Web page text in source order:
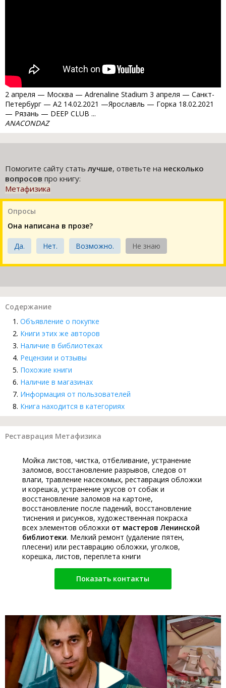
2 апреля — Москва — Adrenaline Stadium 3 апреля — Санкт-
Петербург — A2 14.02.2021 —Ярославль — Горка 18.02.2021
— Рязань — DEEP CLUB ...
ANACONDAZ
Помогите сайту статьлучше, ответьте на несколько
вопросов про книгу:
Метафизика
Опросы
Она написана в прозе?
Да. Нет. Возможно. Не знаю
Содержание
Объявление о покупке
Книги этих же авторов
Наличие в библиотеках
Рецензии и отзывы
Похожие книги
Наличие в магазинах
Информация от пользователей
Книга находится в категориях
Реставрация Метафизика
Мойка листов, чистка, отбеливание, устранение
заломов, восстановление разрывов, следов от
влаги, травление насекомых, реставрация обложки
и корешка, устранение укусов от собак и
восстановление заломов на картоне,
восстановление после падений, восстановление
тиснения и рисунков, художественная покраска
всех элементов обложки от мастеров Ленинской
библиотеки. Мелкий ремонт (удаление пятен,
плесени) или реставрацию обложки, уголков,
корешка, листов, переплета книги
Показать контакты